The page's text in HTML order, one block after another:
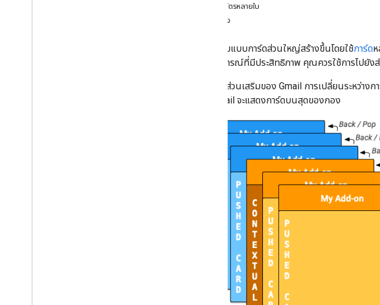
ส่งคืนบัตรหลายใบ
ตัวอย่าง
ส่วนเสริมแบบการ์ดส่วนใหญ่สร้างขึ้นโดยใช้การ์ด
ประสบการณ์ที่มีประสิทธิภาพ คุณควรใช้การไปยัง
เดิมทีในส่วนเสริมของ Gmail การเปลี่ยนระหว่าง
โดย Gmail จะแสดงการ์ดบนสุดของกอง